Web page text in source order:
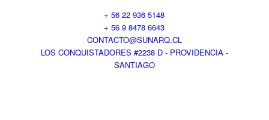
+ 56 22 936 5148
+ 56 9 8478 6643
CONTACTO@SUNARQ.CL
LOS CONQUISTADORES #2238 D - PROVIDENCIA -
SANTIAGO